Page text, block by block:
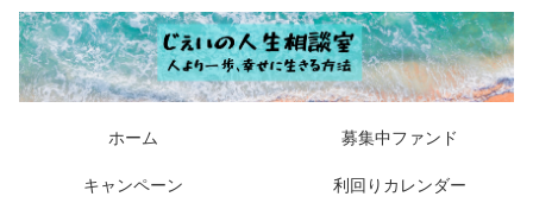
ホーム 募集中ファンド
キャンペーン 利回りカレンダー